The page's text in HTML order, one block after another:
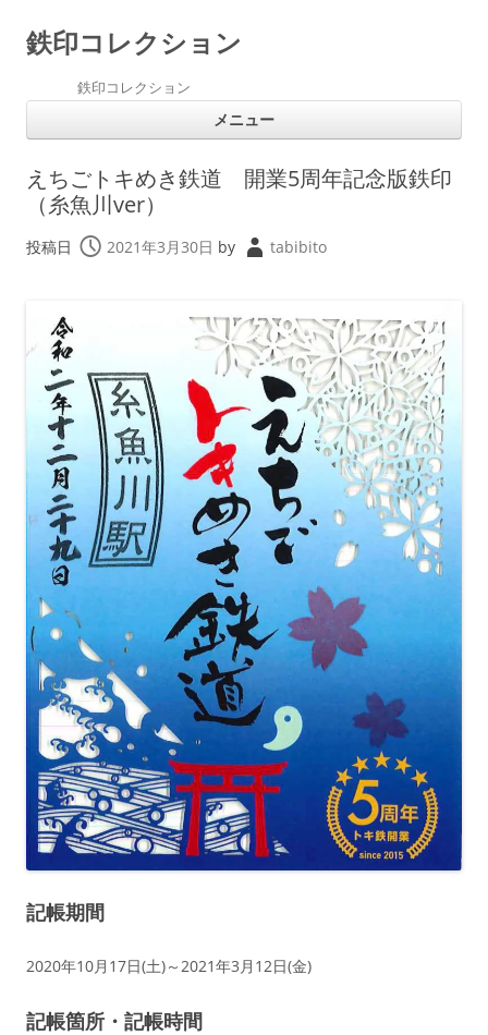
鉄印コレクション
鉄印コレクション
メニュー
えちごトキめき鉄道 開業5周年記念版鉄印
（糸魚川ver）
投稿日 2021年3月30日 by tabibito
記帳期間
2020年10月17日(土)～2021年3月12日(金)
記帳箇所・記帳時間